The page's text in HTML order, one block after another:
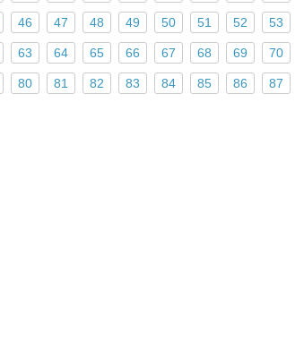
46 47 48 49 50 51 52 53
63 64 65 66 67 68 69 70
80 81 82 83 84 85 86 87